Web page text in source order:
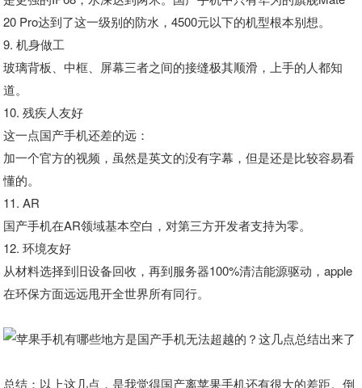
20 Pro达到了这一级别的防水，4500元以下的机型根本别想。
9. 机身做工
玻璃背板、中框、屏幕三者之间的接缝极其顺滑，上手的人都知
道。
10. 残疾人友好
这一点国产手机还差的远：
加一个官方的视频，虽然是英文的没有字幕，但是还是比较容易看
懂的。
11. AR
国产手机在AR领域基本空白，对第三方开发者支持为零。
12. 环境友好
从材料选择到旧设备回收，再到服务器100%清洁能源驱动，apple
在环保方面远远甩开全世界所有同行。
总结：以上这几点，是我觉得国产离苹果手机还有很大的差距。倒